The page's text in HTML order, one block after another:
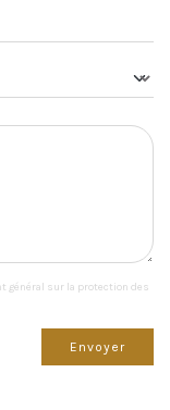
général sur la protection des
Envoyer